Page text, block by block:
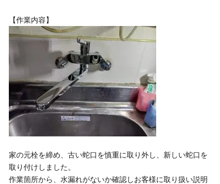
【作業内容】
家の元栓を締め、古い蛇口を慎重に取り外し、新しい蛇口を
取り付けしました。
作業箇所から、水漏れがないか確認しお客様に取り扱い説明